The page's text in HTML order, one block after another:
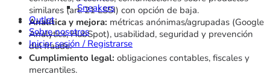
similares (art. 21 LSSI) con opción de baja.
Analítica y mejora: métricas anónimas/agrupadas (Google
Analytics, HubSpot), usabilidad, seguridad y prevención
del fraude.
Cumplimiento legal: obligaciones contables, fiscales y
mercantiles.
Sneakers
Outlet
Sobre nosotros
Iniciar sesión / Registrarse